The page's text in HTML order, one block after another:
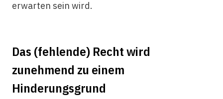
erwarten sein wird.
Das (fehlende) Recht wird
zunehmend zu einem
Hinderungsgrund